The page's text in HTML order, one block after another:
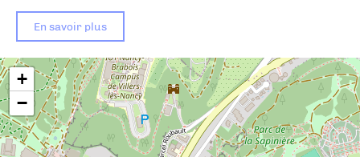
+
−
En savoir plus